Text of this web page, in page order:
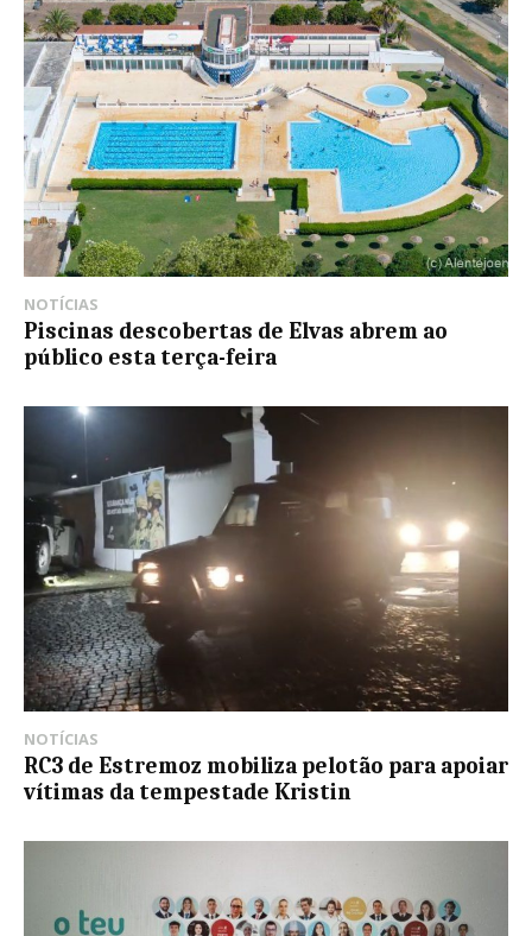
NOTÍCIAS
Piscinas descobertas de Elvas abrem ao
público esta terça-feira
NOTÍCIAS
RC3 de Estremoz mobiliza pelotão para apoiar
vítimas da tempestade Kristin